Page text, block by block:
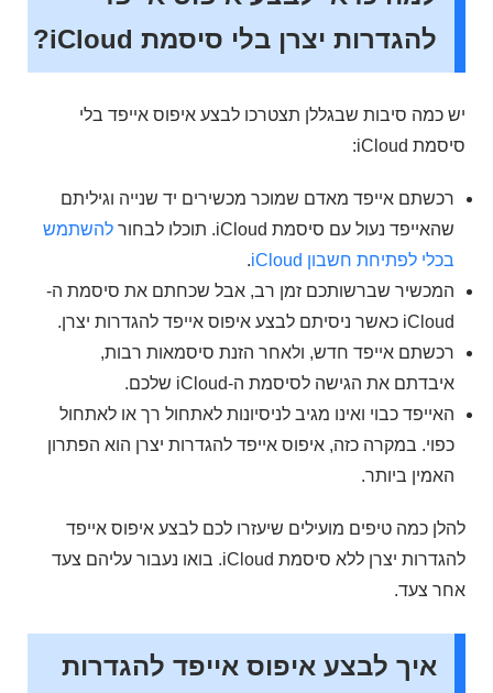
להגדרות יצרן בלי סיסמת iCloud?
יש כמה סיבות שבגללן תצטרכו לבצע איפוס אייפד בלי
סיסמת iCloud:
רכשתם אייפד מאדם שמוכר מכשירים יד שנייה וגיליתם
שהאייפד נעול עם סיסמת iCloud. תוכלו לבחור
להשתמש
בכלי לפתיחת חשבון iCloud
.
המכשיר שברשותכם זמן רב, אבל שכחתם את סיסמת ה-
iCloud כאשר ניסיתם לבצע איפוס אייפד להגדרות יצרן.
רכשתם אייפד חדש, ולאחר הזנת סיסמאות רבות,
איבדתם את הגישה לסיסמת ה-iCloud שלכם.
האייפד כבוי ואינו מגיב לניסיונות לאתחול רך או לאתחול
כפוי. במקרה כזה, איפוס אייפד להגדרות יצרן הוא הפתרון
האמין ביותר.
להלן כמה טיפים מועילים שיעזרו לכם לבצע איפוס אייפד
להגדרות יצרן ללא סיסמת iCloud. בואו נעבור עליהם צעד
אחר צעד.
איך לבצע איפוס אייפד להגדרות